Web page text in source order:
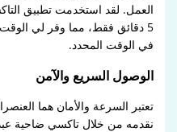
العمل. لقد استخدمت تطبيق
5 دقائق فقط، مما وفر لي
في الوقت المحدد.
الوصول السريع والآمن
تعتبر السرعة والأمان هما
نقدمه من خلال تاكسي ضاحية